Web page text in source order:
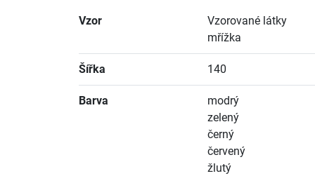
Vzor
Vzorované látky
mřížka
Šířka 140
Barva
modrý
zelený
černý
červený
žlutý